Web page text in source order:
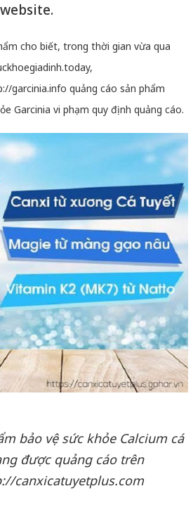
cho biết, trong thời gian vừa qua
garcinia.info quảng cáo sản phẩm
Garcinia vi phạm quy định quảng cáo.
bảo vệ sức khỏe Calcium cá
được quảng cáo trên
canxicatuyetplus.com